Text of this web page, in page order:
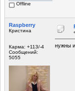
Offline
Raspberry
Кристина
Карма: +113/-4
Сообщений:
5055
нужны